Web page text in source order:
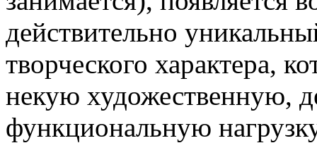
действительно
творческого характера,
некую художественную,
функциональную